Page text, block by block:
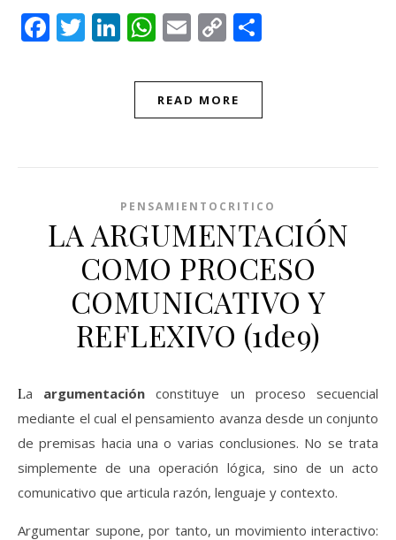
Facebook
Twitter
LinkedIn
WhatsApp
Email
Copy
READ MORE
PENSAMIENTOCRITICO
LA ARGUMENTACIÓN
COMO PROCESO
COMUNICATIVO Y
REFLEXIVO (1de9)
La argumentación constituye un proceso secuencial
mediante el cual el pensamiento avanza desde un conjunto
de premisas hacia una o varias conclusiones. No se trata
simplemente de una operación lógica, sino de un acto
comunicativo que articula razón, lenguaje y contexto.
Argumentar supone, por tanto, un movimiento interactivo: